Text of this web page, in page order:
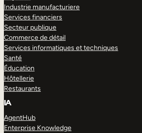
Industrie manufacturiere
Services financiers
Secteur publique
Commerce de détail
Services informatiques et techniques
Santé
Éducation
Hôtellerie
Restaurants
IA
AgentHub
Enterprise Knowledge